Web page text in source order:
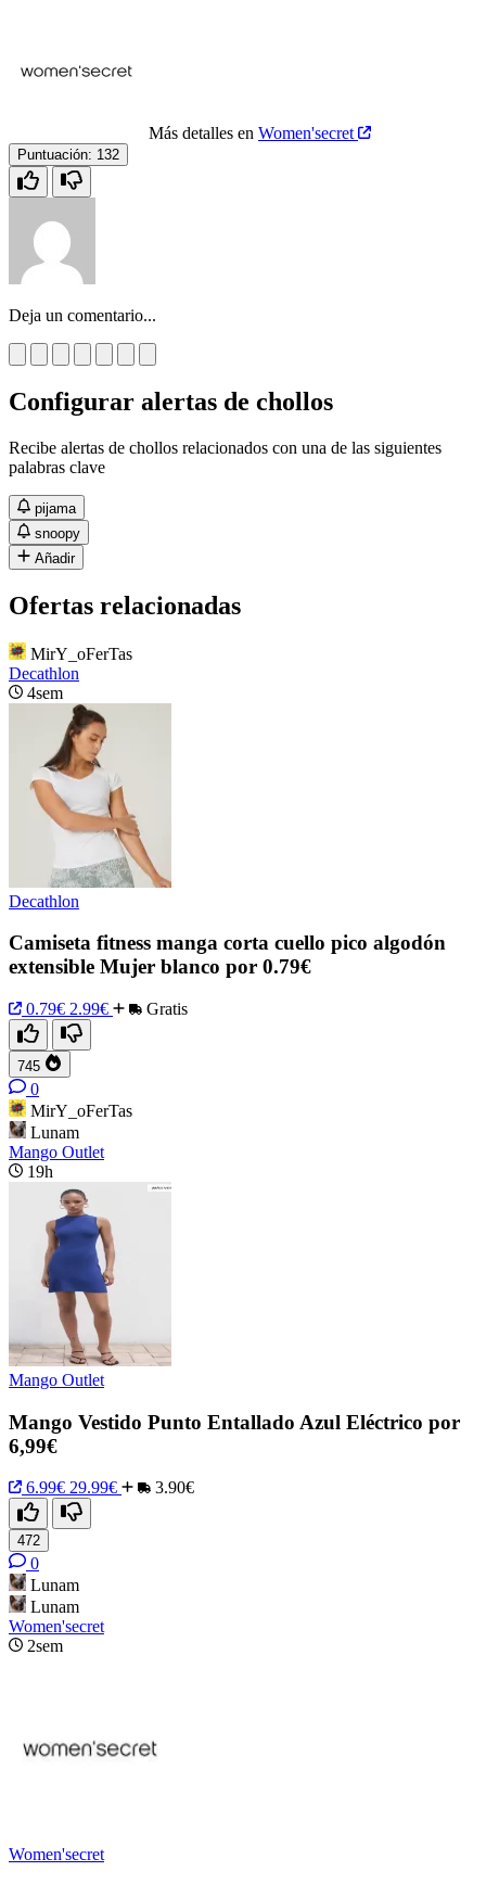
Más detalles en Women'secret
Puntuación: 132
Deja un comentario...
Configurar alertas de chollos
Recibe alertas de chollos relacionados con una de las siguientes
palabras clave
pijama
snoopy
Añadir
Ofertas relacionadas
MirY_oFerTas
Decathlon
4sem
Decathlon
Camiseta fitness manga corta cuello pico algodón
extensible Mujer blanco por 0.79€
0.79€ 2.99€ Gratis
745
0
MirY_oFerTas
Lunam
Mango Outlet
19h
Mango Outlet
Mango Vestido Punto Entallado Azul Eléctrico por
6,99€
6.99€ 29.99€ 3.90€
472
0
Lunam
Lunam
Women'secret
2sem
Women'secret